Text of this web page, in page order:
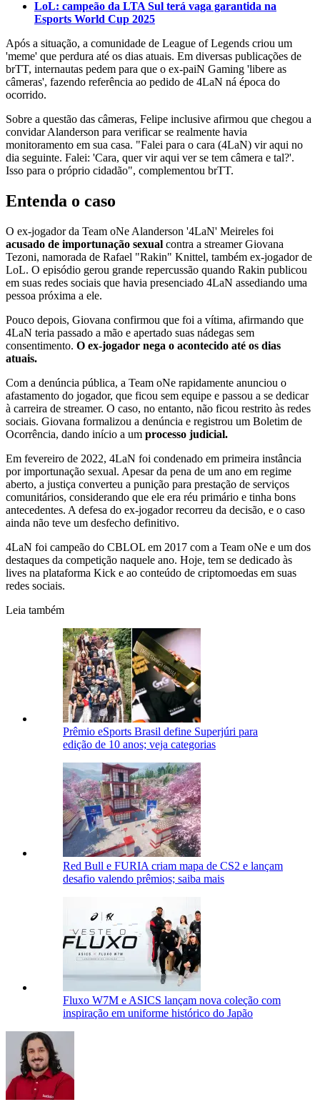
LoL: campeão da LTA Sul terá vaga garantida na
Esports World Cup 2025
Após a situação, a comunidade de League of Legends criou um
'meme' que perdura até os dias atuais. Em diversas publicações de
brTT, internautas pedem para que o ex-paiN Gaming 'libere as
câmeras', fazendo referência ao pedido de 4LaN ná época do
ocorrido.
Sobre a questão das câmeras, Felipe inclusive afirmou que chegou a
convidar Alanderson para verificar se realmente havia
monitoramento em sua casa. "Falei para o cara (4LaN) vir aqui no
dia seguinte. Falei: 'Cara, quer vir aqui ver se tem câmera e tal?'.
Isso para o próprio cidadão", complementou brTT.
Entenda o caso
O ex-jogador da Team oNe Alanderson '4LaN' Meireles foi
acusado de importunação sexual contra a streamer Giovana
Tezoni, namorada de Rafael "Rakin" Knittel, também ex-jogador de
LoL. O episódio gerou grande repercussão quando Rakin publicou
em suas redes sociais que havia presenciado 4LaN assediando uma
pessoa próxima a ele.
Pouco depois, Giovana confirmou que foi a vítima, afirmando que
4LaN teria passado a mão e apertado suas nádegas sem
consentimento. O ex-jogador nega o acontecido até os dias
atuais.
Com a denúncia pública, a Team oNe rapidamente anunciou o
afastamento do jogador, que ficou sem equipe e passou a se dedicar
à carreira de streamer. O caso, no entanto, não ficou restrito às redes
sociais. Giovana formalizou a denúncia e registrou um Boletim de
Ocorrência, dando início a um processo judicial.
Em fevereiro de 2022, 4LaN foi condenado em primeira instância
por importunação sexual. Apesar da pena de um ano em regime
aberto, a justiça converteu a punição para prestação de serviços
comunitários, considerando que ele era réu primário e tinha bons
antecedentes. A defesa do ex-jogador recorreu da decisão, e o caso
ainda não teve um desfecho definitivo.
4LaN foi campeão do CBLOL em 2017 com a Team oNe e um dos
destaques da competição naquele ano. Hoje, tem se dedicado às
lives na plataforma Kick e ao conteúdo de criptomoedas em suas
redes sociais.
Leia também
Prêmio eSports Brasil define Superjúri para
edição de 10 anos; veja categorias
Red Bull e FURIA criam mapa de CS2 e lançam
desafio valendo prêmios; saiba mais
Fluxo W7M e ASICS lançam nova coleção com
inspiração em uniforme histórico do Japão